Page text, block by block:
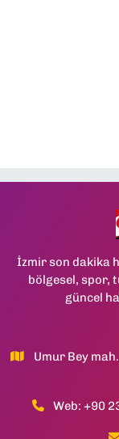
İzmir son dakika
bölgesel, spor,
güncel
Umur Bey
Web: +90